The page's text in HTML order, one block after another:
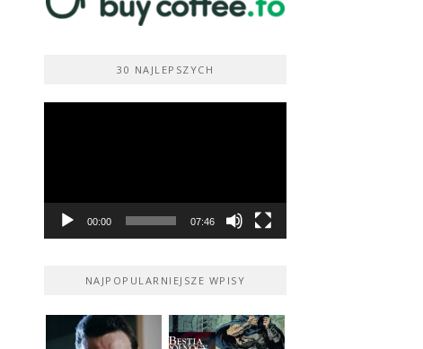
30 NAJLEPSZYCH
00:00 07:46
NAJPOPULARNIEJSZE WPISY